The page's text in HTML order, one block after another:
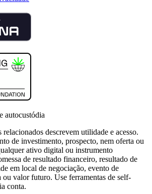
autocustódia
relacionados descrevem utilidade e acesso.
de investimento, prospecto, nem oferta ou
ativo digital ou instrumento
de resultado financeiro, resultado de
em local de negociação, evento de
valor futuro. Use ferramentas de self-
conta.